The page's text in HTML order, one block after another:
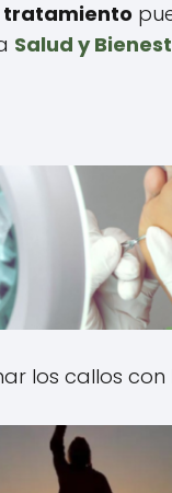
tratamiento
Salud y
los callos